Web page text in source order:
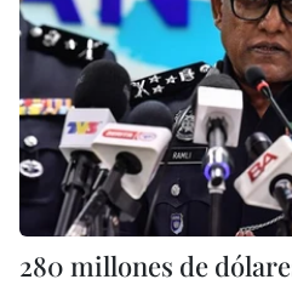
280 millones de